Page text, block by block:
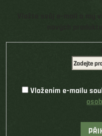
Vložením e-mailu